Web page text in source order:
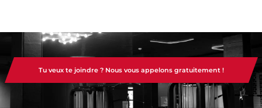
Tu veux te joindre ? Nous vous appelons gratuitement !